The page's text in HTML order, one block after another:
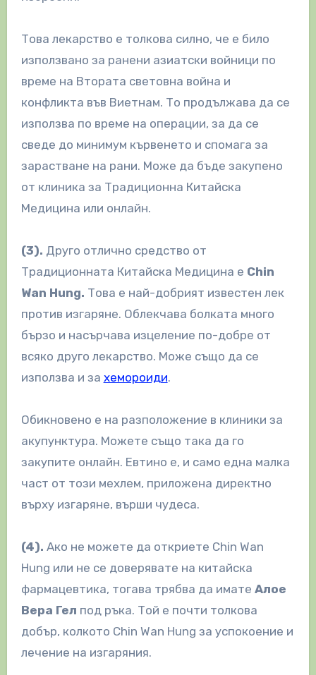
Това лекарство е толкова силно, че е било
използвано за ранени азиатски войници по
време на Втората световна война и
конфликта във Виетнам. То продължава да се
използва по време на операции, за да се
сведе до минимум кървенето и спомага за
зарастване на рани. Може да бъде закупено
от клиника за Традиционна Китайска
Медицина или онлайн.
(3). Друго отлично средство от
Традиционната Китайска Медицина е Chin
Wan Hung. Това е най-добрият известен лек
против изгаряне. Облекчава болката много
бързо и насърчава изцеление по-добре от
всяко друго лекарство. Може също да се
използва и за хемороиди.
Обикновено е на разположение в клиники за
акупунктура. Можете също така да го
закупите онлайн. Евтино е, и само една малка
част от този мехлем, приложена директно
върху изгаряне, върши чудеса.
(4). Ако не можете да откриете Chin Wan
Hung или не се доверявате на китайска
фармацевтика, тогава трябва да имате Алое
Вера Гел под ръка. Той е почти толкова
добър, колкото Chin Wan Hung за успокоение и
лечение на изгаряния.